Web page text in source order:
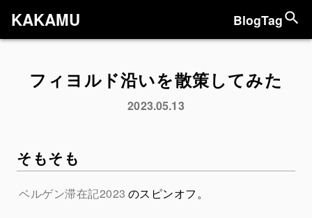
KAKAMU BlogTag
フィヨルド沿いを散策してみた
2023.05.13
そもそも
ベルゲン滞在記2023 のスピンオフ。